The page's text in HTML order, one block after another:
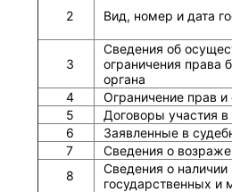
2 Вид, номер и дата
3
Сведения об
ограничения права
органа
4 Ограничение прав
5
Договоры участия
6
Заявленные в
7
Сведения о
8
Сведения о
государственных